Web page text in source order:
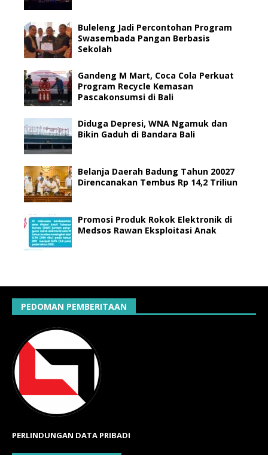
Buleleng Jadi Percontohan Program
Swasembada Pangan Berbasis
Sekolah
Gandeng M Mart, Coca Cola Perkuat
Program Recycle Kemasan
Pascakonsumsi di Bali
Diduga Depresi, WNA Ngamuk dan
Bikin Gaduh di Bandara Bali
Belanja Daerah Badung Tahun 20027
Direncanakan Tembus Rp 14,2 Triliun
Promosi Produk Rokok Elektronik di
Medsos Rawan Eksploitasi Anak
PEDOMAN PEMBERITAAN
PERLINDUNGAN DATA PRIBADI